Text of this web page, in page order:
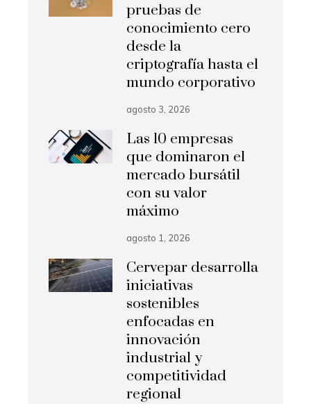
pruebas de
conocimiento cero
desde la
criptografía hasta el
mundo corporativo
agosto 3, 2026
Las 10 empresas
que dominaron el
mercado bursátil
con su valor
máximo
agosto 1, 2026
Cervepar desarrolla
iniciativas
sostenibles
enfocadas en
innovación
industrial y
competitividad
regional